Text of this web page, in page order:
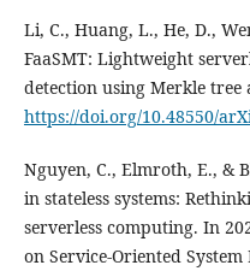
Li, C., Huang, L., He, D.,
FaaSMT: Lightweight
detection using Merkle
https://doi.org/10.48550/
Nguyen, C., Elmroth, E., &
in stateless systems:
serverless computing. In
on Service-Oriented System